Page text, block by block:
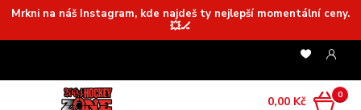
Mrkni na náš Instagram, kde najdeš ty nejlepší momentální ceny.
💥🏒
0
0,00 Kč